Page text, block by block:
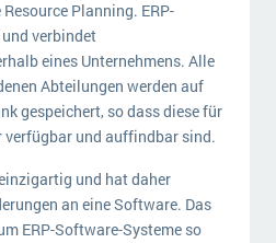
Planning. ERP-
verbindet
eines Unternehmens. Alle
Abteilungen werden auf
gespeichert, so dass diese für
verfügbar und auffindbar sind.
und hat daher
an eine Software. Das
ERP-Software-Systeme so